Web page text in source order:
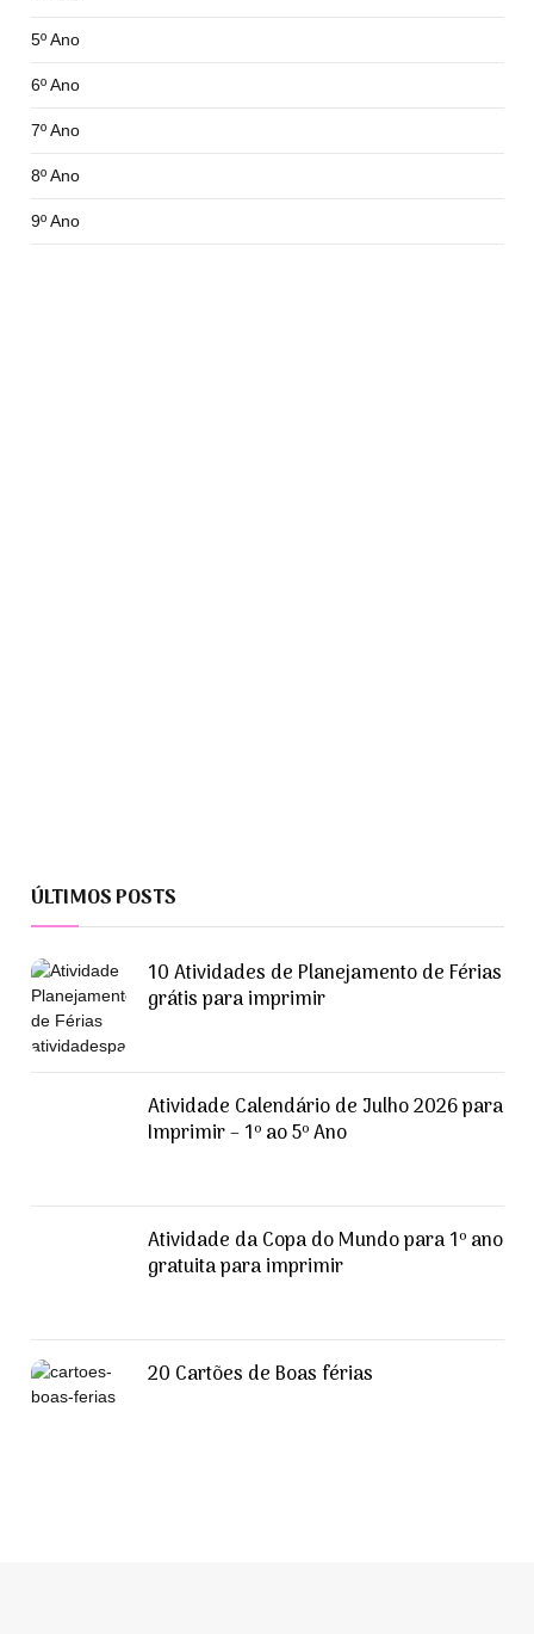
5º Ano
6º Ano
7º Ano
8º Ano
9º Ano
ÚLTIMOS POSTS
10 Atividades de Planejamento de Férias
grátis para imprimir
Atividade Calendário de Julho 2026 para
Imprimir – 1º ao 5º Ano
Atividade da Copa do Mundo para 1º ano
gratuita para imprimir
20 Cartões de Boas férias